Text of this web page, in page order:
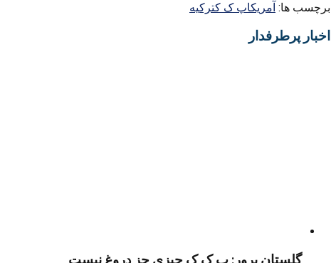
برچسب ها: آمریکاپ ک کترکیه
اخبار پرطرفدار
گلستان پرور: پ ک ک چیزی جز دروغ نیست